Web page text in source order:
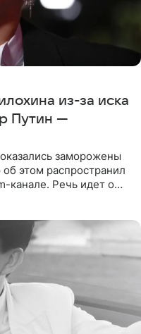
из-за иска
Путин —
заморожены
этом распространил
канале. Речь идет о